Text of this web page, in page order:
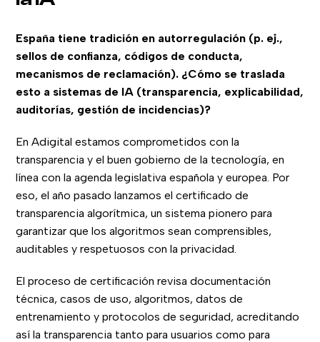
España tiene tradición en autorregulación (p. ej.,
sellos de confianza, códigos de conducta,
mecanismos de reclamación). ¿Cómo se traslada
esto a sistemas de IA (transparencia, explicabilidad,
auditorías, gestión de incidencias)?
En Adigital estamos comprometidos con la
transparencia y el buen gobierno de la tecnología, en
línea con la agenda legislativa española y europea. Por
eso, el año pasado lanzamos el certificado de
transparencia algorítmica, un sistema pionero para
garantizar que los algoritmos sean comprensibles,
auditables y respetuosos con la privacidad.
El proceso de certificación revisa documentación
técnica, casos de uso, algoritmos, datos de
entrenamiento y protocolos de seguridad, acreditando
así la transparencia tanto para usuarios como para